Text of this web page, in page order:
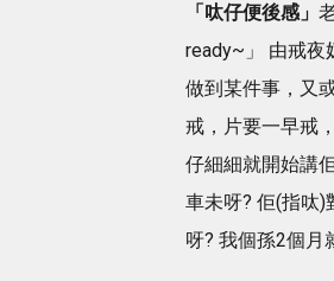
「呔仔便後感」
ready~」 由戒夜
做到某件事，又
戒，片要一早戒
仔細細就開始講
車未呀? 佢(指呔
呀? 我個孫2個月